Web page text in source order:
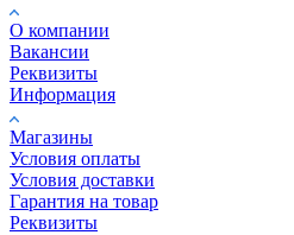
О компании
Вакансии
Реквизиты
Информация
Магазины
Условия оплаты
Условия доставки
Гарантия на товар
Реквизиты